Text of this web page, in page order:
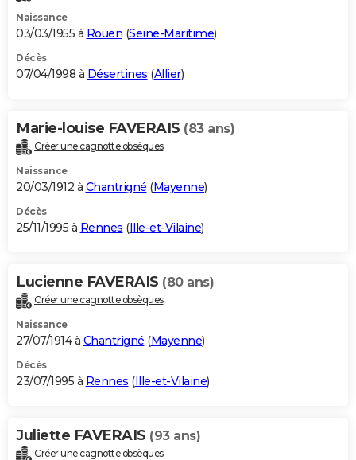
Naissance
03/03/1955 à Rouen (Seine-Maritime)
Décès
07/04/1998 à Désertines (Allier)
Marie-louise FAVERAIS (83 ans)
Créer une cagnotte obsèques
Naissance
20/03/1912 à Chantrigné (Mayenne)
Décès
25/11/1995 à Rennes (Ille-et-Vilaine)
Lucienne FAVERAIS (80 ans)
Créer une cagnotte obsèques
Naissance
27/07/1914 à Chantrigné (Mayenne)
Décès
23/07/1995 à Rennes (Ille-et-Vilaine)
Juliette FAVERAIS (93 ans)
Créer une cagnotte obsèques